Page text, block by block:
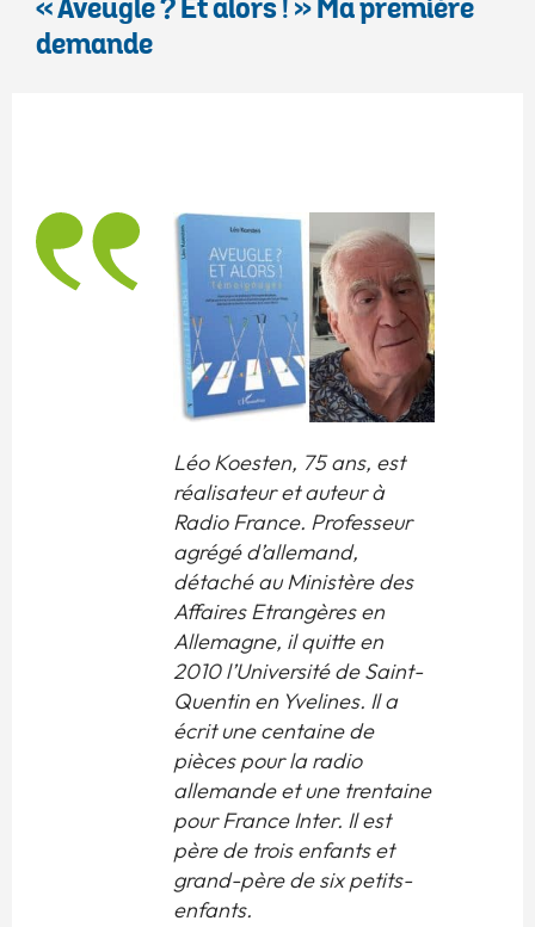
« Aveugle ? Et alors ! » Ma première
demande
Léo Koesten, 75 ans, est
réalisateur et auteur à
Radio France. Professeur
agrégé d’allemand,
détaché au Ministère des
Affaires Etrangères en
Allemagne, il quitte en
2010 l’Université de Saint-
Quentin en Yvelines. Il a
écrit une centaine de
pièces pour la radio
allemande et une trentaine
pour France Inter. Il est
père de trois enfants et
grand-père de six petits-
enfants.